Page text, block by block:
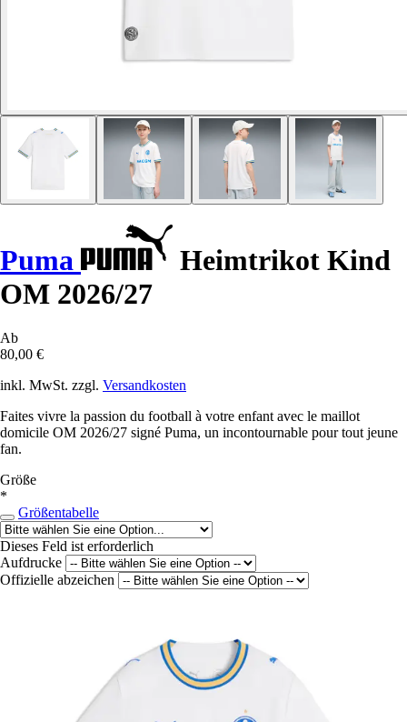
Puma
Heimtrikot Kind
OM 2026/27
Ab
80,00 €
inkl. MwSt. zzgl. Versandkosten
Faites vivre la passion du football à votre enfant avec le maillot
domicile OM 2026/27 signé Puma, un incontournable pour tout jeune
fan.
Größe
*
Größentabelle
Dieses Feld ist erforderlich
Aufdrucke
Offizielle abzeichen